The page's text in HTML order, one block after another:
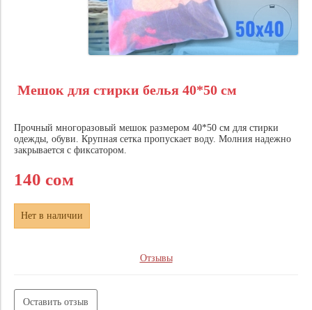
Мешок для стирки белья 40*50 см
Прочный многоразовый мешок размером 40*50 см для стирки
одежды, обуви. Крупная сетка пропускает воду. Молния надежно
закрывается с фиксатором.
140 сом
Нет в наличии
Отзывы
Оставить отзыв